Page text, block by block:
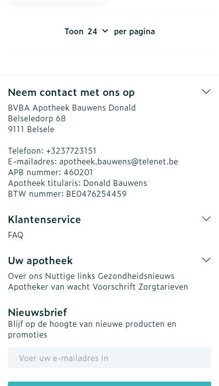
Toon per pagina
Neem contact met ons op
BVBA Apotheek Bauwens Donald
Belseledorp 68
9111 Belsele
Telefoon: +3237723151
E-mailadres: apotheek.bauwens@telenet.be
APB nummer: 460201
Apotheek titularis: Donald Bauwens
BTW nummer: BE0476254459
Klantenservice
FAQ
Uw apotheek
Over ons Nuttige links Gezondheidsnieuws
Apotheker van wacht Voorschrift Zorgtarieven
Nieuwsbrief
Blijf op de hoogte van nieuwe producten en
promoties